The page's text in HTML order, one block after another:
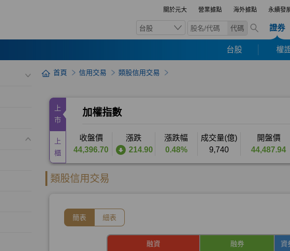
關於元大 營業據點 海外據點 永續發
台股 代碼 證券
台股 權
首頁 信用交易 類股信用交易